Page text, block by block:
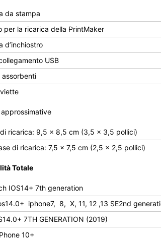
da stampa
per la ricarica della PrintMaker
d’inchiostro
USB
assorbenti
approssimative
ricarica: 9,5 x 8,5 cm (3,5 x 3,5 pollici)
di ricarica: 7,5 x 7,5 cm (2,5 x 2,5 pollici)
Totale
IOS14+ 7th generation
iphone7, 8, X, 11, 12 ,13 SE2nd
7TH GENERATION (2019)
10+